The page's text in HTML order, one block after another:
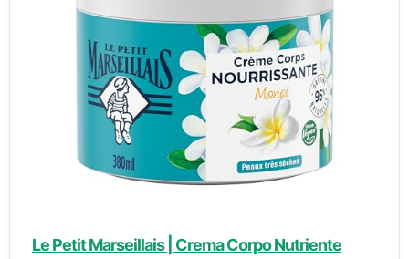
Le Petit Marseillais | Crema Corpo Nutriente